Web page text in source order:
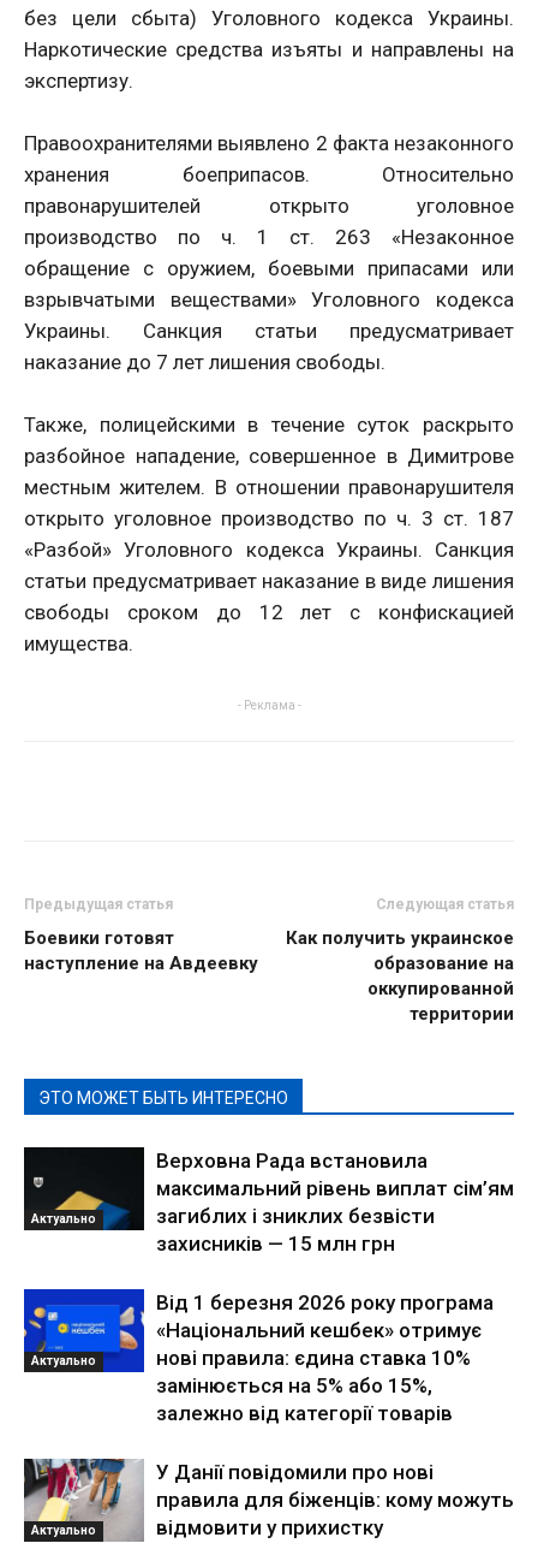
без цели сбыта) Уголовного кодекса Украины.
Наркотические средства изъяты и направлены на
экспертизу.
Правоохранителями выявлено 2 факта незаконного
хранения боеприпасов. Относительно
правонарушителей открыто уголовное
производство по ч. 1 ст. 263 «Незаконное
обращение с оружием, боевыми припасами или
взрывчатыми веществами» Уголовного кодекса
Украины. Санкция статьи предусматривает
наказание до 7 лет лишения свободы.
Также, полицейскими в течение суток раскрыто
разбойное нападение, совершенное в Димитрове
местным жителем. В отношении правонарушителя
открыто уголовное производство по ч. 3 ст. 187
«Разбой» Уголовного кодекса Украины. Санкция
статьи предусматривает наказание в виде лишения
свободы сроком до 12 лет с конфискацией
имущества.
- Реклама -
Предыдущая статья
Боевики готовят
наступление на Авдеевку
Следующая статья
Как получить украинское
образование на
оккупированной
территории
ЭТО МОЖЕТ БЫТЬ ИНТЕРЕСНО
Актуально
Верховна Рада встановила
максимальний рівень виплат сім’ям
загиблих і зниклих безвісти
захисників — 15 млн грн
Актуально
Від 1 березня 2026 року програма
«Національний кешбек» отримує
нові правила: єдина ставка 10%
замінюється на 5% або 15%,
залежно від категорії товарів
Актуально
У Данії повідомили про нові
правила для біженців: кому можуть
відмовити у прихистку